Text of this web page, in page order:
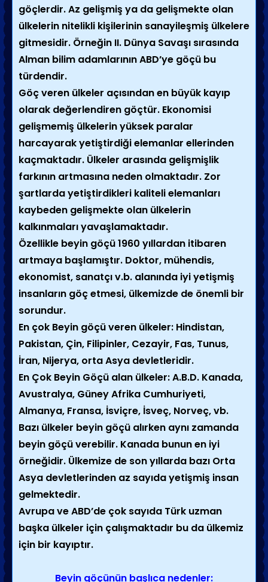
göçlerdir. Az gelişmiş ya da gelişmekte olan
ülkelerin nitelikli kişilerinin sanayileşmiş ülkelere
gitmesidir. Örneğin II. Dünya Savaşı sırasında
Alman bilim adamlarının ABD’ye göçü bu
türdendir.
Göç veren ülkeler açısından en büyük kayıp
olarak değerlendiren göçtür. Ekonomisi
gelişmemiş ülkelerin yüksek paralar
harcayarak yetiştirdiği elemanlar ellerinden
kaçmaktadır. Ülkeler arasında gelişmişlik
farkının artmasına neden olmaktadır. Zor
şartlarda yetiştirdikleri kaliteli elemanları
kaybeden gelişmekte olan ülkelerin
kalkınmaları yavaşlamaktadır.
Özellikle beyin göçü 1960 yıllardan itibaren
artmaya başlamıştır. Doktor, mühendis,
ekonomist, sanatçı v.b. alanında iyi yetişmiş
insanların göç etmesi, ülkemizde de önemli bir
sorundur.
En çok Beyin göçü veren ülkeler: Hindistan,
Pakistan, Çin, Filipinler, Cezayir, Fas, Tunus,
İran, Nijerya, orta Asya devletleridir.
En Çok Beyin Göçü alan ülkeler: A.B.D. Kanada,
Avustralya, Güney Afrika Cumhuriyeti,
Almanya, Fransa, İsviçre, İsveç, Norveç, vb.
Bazı ülkeler beyin göçü alırken aynı zamanda
beyin göçü verebilir. Kanada bunun en iyi
örneğidir. Ülkemize de son yıllarda bazı Orta
Asya devletlerinden az sayıda yetişmiş insan
gelmektedir.
Avrupa ve ABD’de çok sayıda Türk uzman
başka ülkeler için çalışmaktadır bu da ülkemiz
için bir kayıptır.
Beyin göçünün başlıca nedenler: